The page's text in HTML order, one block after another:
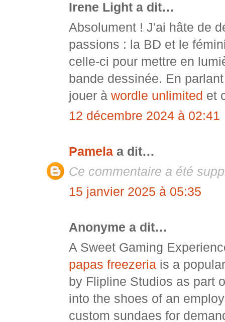
Irene Light a dit…
Absolument ! J'ai hâte de
passions : la BD et le
celle-ci pour mettre en
bande dessinée. En
jouer à wordle unlimited et
12 décembre 2024 à 02:41
Pamela a dit…
Ce commentaire a été
15 janvier 2025 à 05:35
Anonyme a dit…
A Sweet Gaming
papas freezeria is a
by Flipline Studios as part
into the shoes of an
custom sundaes for